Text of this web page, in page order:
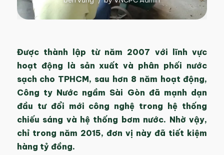
Được thành lập từ năm 2007 với lĩnh vực
hoạt động là sản xuất và phân phối nước
sạch cho TPHCM, sau hơn 8 năm hoạt động,
Công ty Nước ngầm Sài Gòn đã mạnh dạn
đầu tư đổi mới công nghệ trong hệ thống
chiếu sáng và hệ thống bơm nước. Nhờ vậy,
chỉ trong năm 2015, đơn vị này đã tiết kiệm
hàng tỷ đồng.